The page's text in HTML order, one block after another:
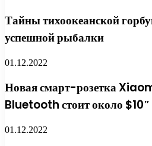
Тайны тихоокеанской
успешной рыбалки
01.12.2022
Новая смарт-розетка
Bluetooth стоит около $10″
01.12.2022